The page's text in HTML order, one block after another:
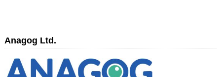
Anagog Ltd.